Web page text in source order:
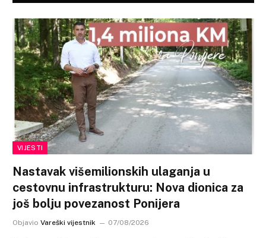
VIJESTI
Nastavak višemilionskih ulaganja u
cestovnu infrastrukturu: Nova dionica za
još bolju povezanost Ponijera
Objavio Vareški vijestnik 07/08/2026